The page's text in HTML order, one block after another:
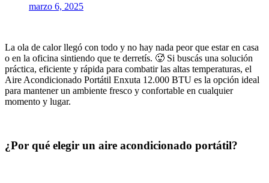
marzo 6, 2025
La ola de calor llegó con todo y no hay nada peor que estar en casa
o en la oficina sintiendo que te derretís. 🥵 Si buscás una solución
práctica, eficiente y rápida para combatir las altas temperaturas, el
Aire Acondicionado Portátil Enxuta 12.000 BTU es la opción ideal
para mantener un ambiente fresco y confortable en cualquier
momento y lugar.
¿Por qué elegir un aire acondicionado portátil?